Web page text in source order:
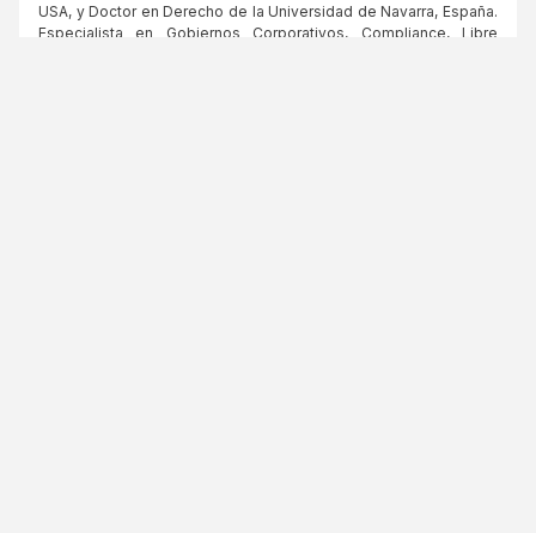
USA, y Doctor en Derecho de la Universidad de Navarra, España.
Especialista en Gobiernos Corporativos, Compliance, Libre